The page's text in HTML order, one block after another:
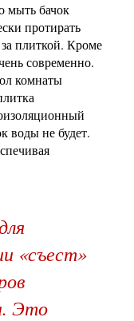
мыть бачок
протирать
плиткой. Кроме
современно.
комнаты
воды не будет.
«съест»
Это